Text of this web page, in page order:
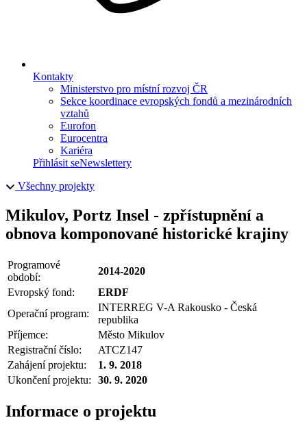
Kontakty
Ministerstvo pro místní rozvoj ČR
Sekce koordinace evropských fondů a mezinárodních
vztahů
Eurofon
Eurocentra
Kariéra
Přihlásit seNewslettery
Všechny projekty
Mikulov, Portz Insel - zpřístupnění a
obnova komponované historické krajiny
Programové
období:
2014-2020
Evropský fond:
ERDF
Operační program:
INTERREG V-A Rakousko - Česká
republika
Příjemce:
Město Mikulov
Registrační číslo:
ATCZ147
Zahájení projektu:
1. 9. 2018
Ukončení projektu:
30. 9. 2020
Informace o projektu